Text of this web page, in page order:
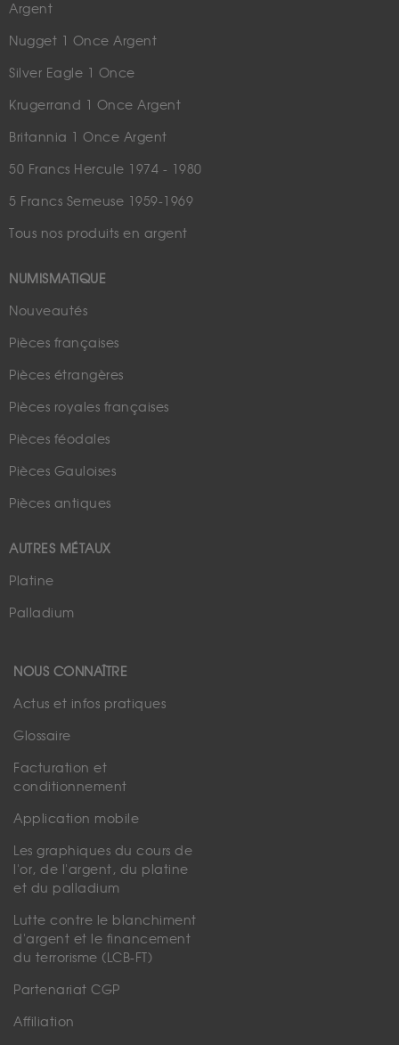
Argent
Nugget 1 Once Argent
Silver Eagle 1 Once
Krugerrand 1 Once Argent
Britannia 1 Once Argent
50 Francs Hercule 1974 - 1980
5 Francs Semeuse 1959-1969
Tous nos produits en argent
NUMISMATIQUE
Nouveautés
Pièces françaises
Pièces étrangères
Pièces royales françaises
Pièces féodales
Pièces Gauloises
Pièces antiques
AUTRES MÉTAUX
Platine
Palladium
NOUS CONNAÎTRE
Actus et infos pratiques
Glossaire
Facturation et
conditionnement
Application mobile
Les graphiques du cours de
l'or, de l'argent, du platine
et du palladium
Lutte contre le blanchiment
d'argent et le financement
du terrorisme (LCB-FT)
Partenariat CGP
Affiliation